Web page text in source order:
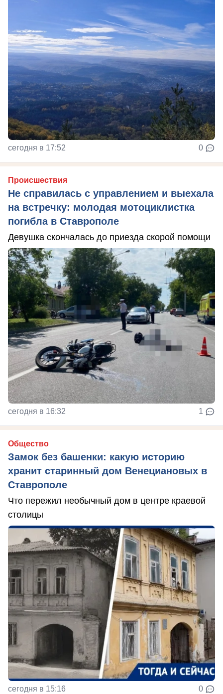
сегодня в 17:52 0
Происшествия
Не справилась с управлением и выехала
на встречку: молодая мотоциклистка
погибла в Ставрополе
Девушка скончалась до приезда скорой помощи
сегодня в 16:32 1
Общество
Замок без башенки: какую историю
хранит старинный дом Венециановых в
Ставрополе
Что пережил необычный дом в центре краевой
столицы
сегодня в 15:16 0